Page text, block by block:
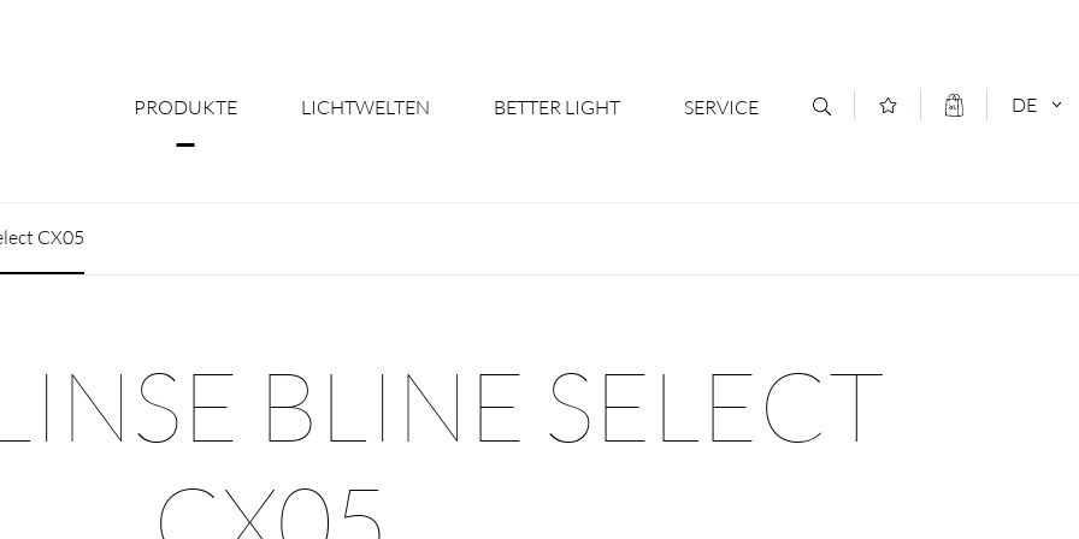
PRODUKTE LICHTWELTEN BETTER LIGHT
Licht nach Maß - Ihr Mehrwert
SERVICE
Downloads & Formulare
DE
CX05
BLINE SELECT